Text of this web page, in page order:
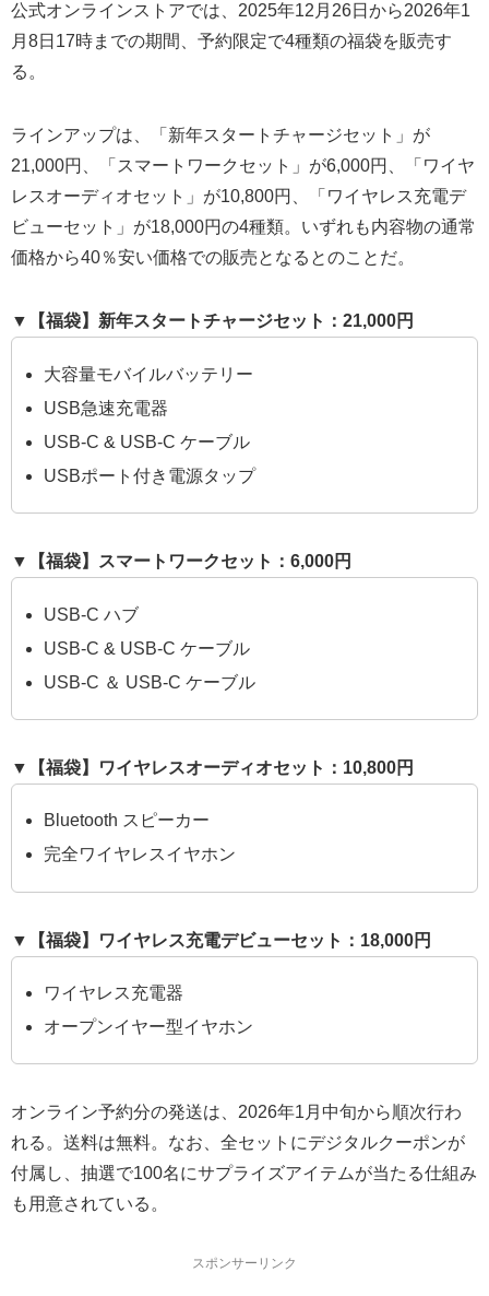
公式オンラインストアでは、2025年12月26日から2026年1
月8日17時までの期間、予約限定で4種類の福袋を販売す
る。
ラインアップは、「新年スタートチャージセット」が
21,000円、「スマートワークセット」が6,000円、「ワイヤ
レスオーディオセット」が10,800円、「ワイヤレス充電デ
ビューセット」が18,000円の4種類。いずれも内容物の通常
価格から40％安い価格での販売となるとのことだ。
▼【福袋】新年スタートチャージセット：21,000円
大容量モバイルバッテリー
USB急速充電器
USB-C & USB-C ケーブル
USBポート付き電源タップ
▼【福袋】スマートワークセット：6,000円
USB-C ハブ
USB-C & USB-C ケーブル
USB-C ＆ USB-C ケーブル
▼【福袋】ワイヤレスオーディオセット：10,800円
Bluetooth スピーカー
完全ワイヤレスイヤホン
▼【福袋】ワイヤレス充電デビューセット：18,000円
ワイヤレス充電器
オープンイヤー型イヤホン
オンライン予約分の発送は、2026年1月中旬から順次行わ
れる。送料は無料。なお、全セットにデジタルクーポンが
付属し、抽選で100名にサプライズアイテムが当たる仕組み
も用意されている。
スポンサーリンク